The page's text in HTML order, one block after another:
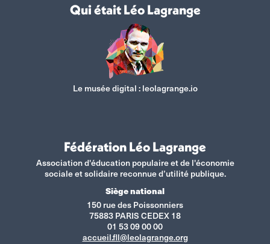
Qui était Léo Lagrange
Le musée digital :leolagrange.io
Fédération Léo Lagrange
Association d'éducation populaire et de l'économie
sociale et solidaire reconnue d’utilité publique.
Siège national
150 rue des Poissonniers
75883 PARIS CEDEX 18
01 53 09 00 00
accueil.fll@leolagrange.org